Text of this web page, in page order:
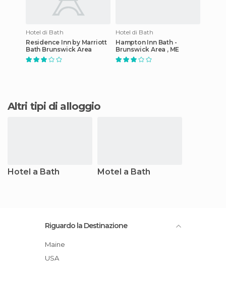
Hotel di Bath
Residence Inn by Marriott
Bath Brunswick Area
Hotel di Bath
Hampton Inn Bath -
Brunswick Area , ME
Altri tipi di alloggio
Hotel a Bath Motel a Bath
Riguardo la Destinazione
Maine
USA